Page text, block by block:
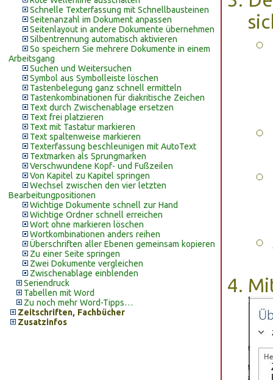
Schnelle Texterfassung mit Schnellbausteinen
Seitenanzahl im Dokument anpassen
Seitenlayout in andere Dokumente übernehmen
Silbentrennung automatisch aktivieren
So speichern Sie mehrere Dokumente in einem
Arbeitsgang
Suchen und Weitersuchen
Symbol aus Symbolleiste löschen
Tastenbelegung ganz schnell ermitteln
Tastenkombinationen für diakritische Zeichen
Text durch Zwischenablage ersetzen
Text frei platzieren
Text mit Tastatur markieren
Text spaltenweise markieren
Texterfassung beschleunigen mit AutoText
Textmarken als Sprungmarken
Verschwundene Kopf- und Fußzeilen
Von Kapitel zu Kapitel springen
Wechsel zwischen den vier letzten
Bearbeitungpositionen
Wichtige Dokumente schnell zur Hand
Wichtige Ordner schnell erreichen
Wort ohne markieren löschen
Wortkombinationen anders reihen
Überschriften aller Ebenen gemeinsam kopieren
Zu einer Seite springen
Zwei Dokumente vergleichen
Zwischenablage einblenden
Seriendruck
Tabellen mit Word
Zu noch mehr Word-Tipps…
Zeitschriften, Fachbücher
Zusatzinfos